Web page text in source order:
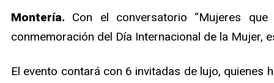
Montería. Con el conversatorio “Mujeres
conmemoración del Día Internacional de la Mujer,
El evento contará con 6 invitadas de lujo,